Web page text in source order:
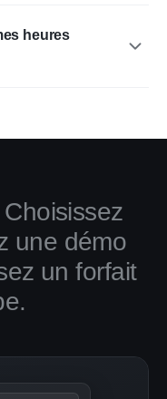
heures
Choisissez
une démo
un forfait